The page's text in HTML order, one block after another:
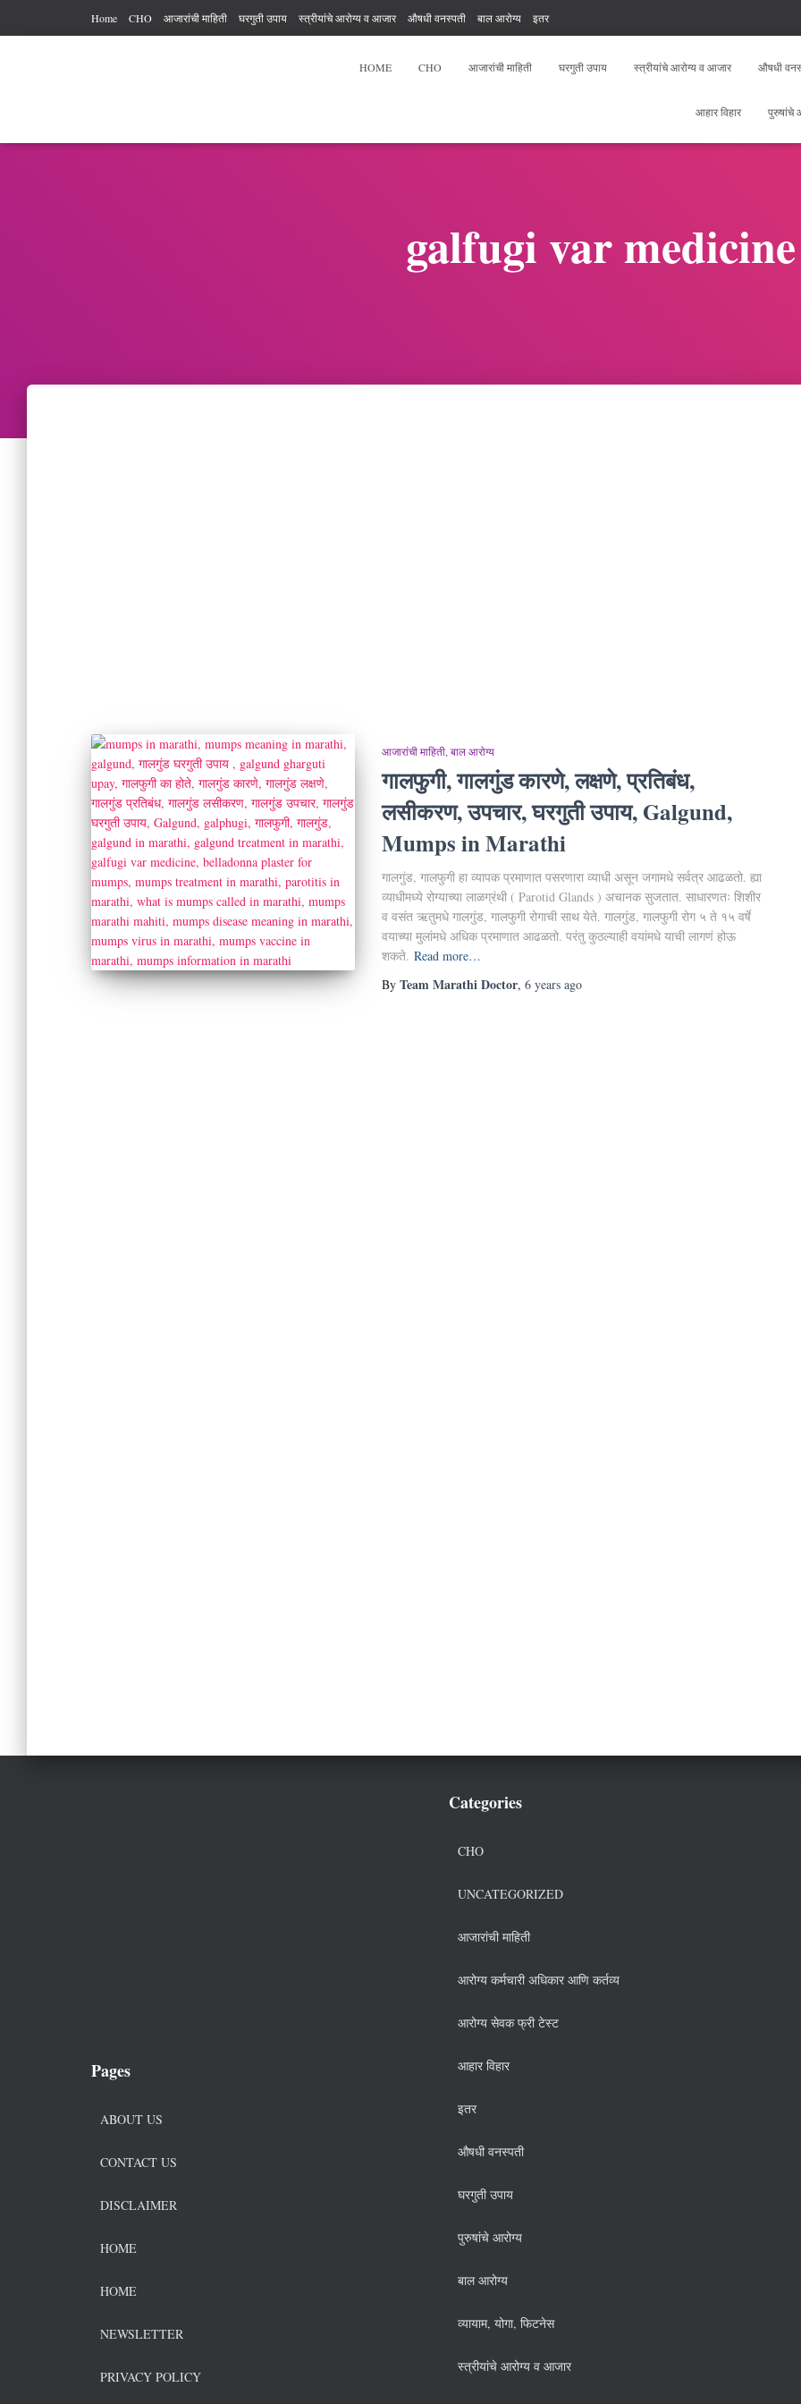
Home CHO आजारांची माहिती घरगुती उपाय स्त्रीयांचे आरोग्य व आजार औषधी वनस्पती बाल आरोग्य इतर
HOME
CHO आजारांची माहिती घरगुती उपाय स्त्रीयांचे आरोग्य व आजार औषधी
आहार विहार पुरुषांचे
galfugi var medicine
आजारांची माहिती बाल आरोग्य
गालफुगी, गालगुंड कारणे, लक्षणे, प्रतिबंध,
लसीकरण, उपचार, घरगुती उपाय, Galgund,
Mumps in Marathi
गालगुंड, गालफुगी हा व्यापक प्रमाणात पसरणारा व्याधी असून जगामधे सर्वत्र आढळतो. ह्या
व्याधीमध्ये रोग्याच्या लाळग्रंथी ( Parotid Glands ) अचानक सुजतात. साधारणतः शिशीर
व वसंत ऋतुमधे गालगुंड, गालफुगी रोगाची साथ येते. गालगुंड, गालफुगी रोग ५ ते १५ वर्षे
वयाच्या मुलांमधे अधिक प्रमाणात आढळतो. परंतु कुठल्याही वयांमधे याची लागणं होऊ
शकते. Read more…
By Team Marathi Doctor, 6 years ago
Pages
ABOUT US
CONTACT US
DISCLAIMER
HOME
HOME
NEWSLETTER
PRIVACY POLICY
Categories
CHO
UNCATEGORIZED
आजारांची माहिती
आरोग्य कर्मचारी अधिकार आणि कर्तव्य
आरोग्य सेवक फ्री टेस्ट
आहार विहार
इतर
औषधी वनस्पती
घरगुती उपाय
पुरुषांचे आरोग्य
बाल आरोग्य
व्यायाम, योगा, फिटनेस
स्त्रीयांचे आरोग्य व आजार